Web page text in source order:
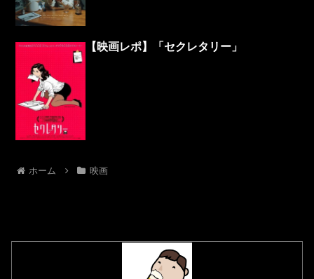
【映画レポ】「セクレタリー」
ホーム 映画